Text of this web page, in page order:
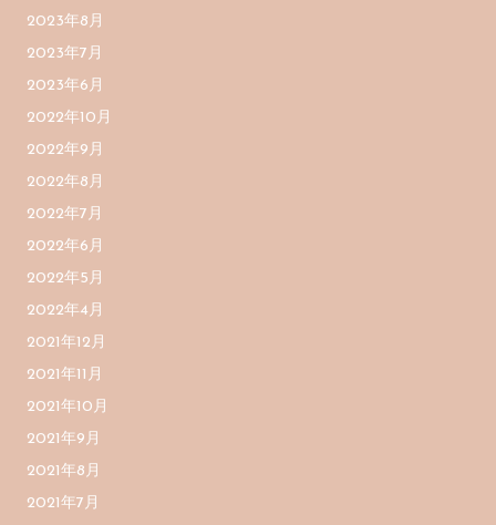
2023年8月
2023年7月
2023年6月
2022年10月
2022年9月
2022年8月
2022年7月
2022年6月
2022年5月
2022年4月
2021年12月
2021年11月
2021年10月
2021年9月
2021年8月
2021年7月